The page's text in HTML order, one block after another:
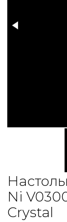
Ni
Crystal